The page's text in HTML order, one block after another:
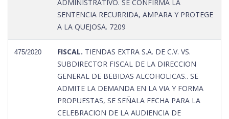
ADMINISTRATIVO. SE CONFIRMA LA
SENTENCIA RECURRIDA, AMPARA Y PROTEGE
A LA QUEJOSA. 7209
475/2020 FISCAL. TIENDAS EXTRA S.A. DE C.V. VS.
SUBDIRECTOR FISCAL DE LA DIRECCION
GENERAL DE BEBIDAS ALCOHOLICAS.. SE
ADMITE LA DEMANDA EN LA VIA Y FORMA
PROPUESTAS, SE SEÑALA FECHA PARA LA
CELEBRACION DE LA AUDIENCIA DE